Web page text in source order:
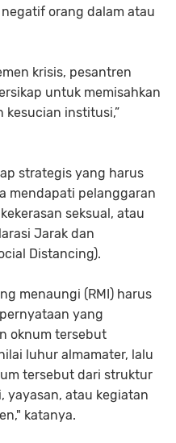
orang dalam atau
krisis, pesantren
untuk memisahkan
kesucian institusi,”
strategis yang harus
mendapati pelanggaran
seksual, atau
Jarak dan
Distancing).
menaungi (RMI) harus
yang
oknum tersebut
luhur almamater, lalu
tersebut dari struktur
yayasan, atau kegiatan
katanya.